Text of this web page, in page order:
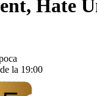
Hate
la 19:00